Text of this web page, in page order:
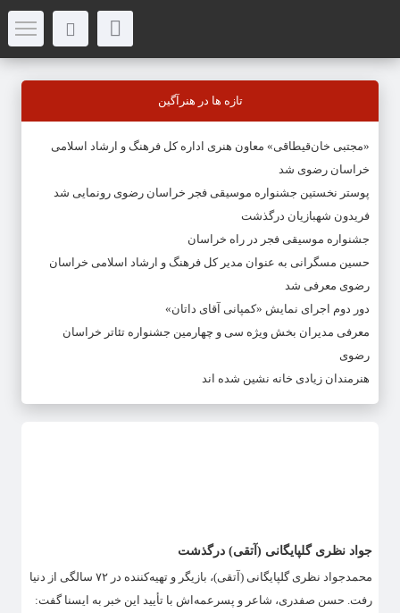
تازه ها در هنرآگین
«مجتبی خان‌قیطاقی» معاون هنری اداره کل فرهنگ و ارشاد اسلامی
خراسان رضوی شد
پوستر نخستین جشنواره موسیقی فجر خراسان رضوی رونمایی شد
فریدون شهبازیان درگذشت
جشنواره موسیقی فجر در راه خراسان
حسین مسگرانی به عنوان مدیر کل فرهنگ و ارشاد اسلامی خراسان
رضوی معرفی شد
دور دوم اجرای نمایش «کمپانی آقای داتان»
معرفی مدیران بخش ویژه سی و چهارمین جشنواره تئاتر خراسان
رضوی
هنرمندان زیادی خانه نشین شده اند
جواد نظری گلپایگانی (آتقی) درگذشت
محمدجواد نظری گلپایگانی (آتقی)، بازیگر و تهیه‌کننده در ۷۲ سالگی از دنیا
رفت. حسن صفدری، شاعر و پسرعمه‌اش با تأیید این خبر به ایسنا گفت: